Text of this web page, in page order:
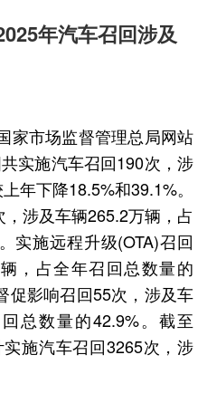
年汽车召回涉及
家市场监督管理总局网站
实施汽车召回190次，涉
年下降18.5%和39.1%。
涉及车辆265.2万辆，占
实施远程升级(OTA)召回
，占全年召回总数量的
促影响召回55次，涉及车
总数量的42.9%。截至
施汽车召回3265次，涉